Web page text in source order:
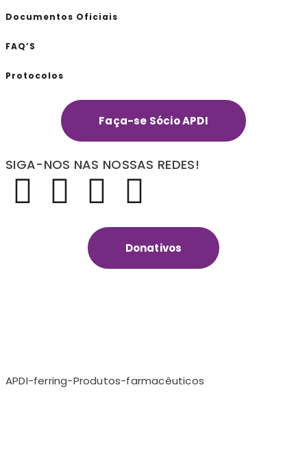
Documentos Oficiais
FAQ’S
Protocolos
Faça-se Sócio APDI
SIGA-NOS NAS NOSSAS REDES!
Donativos
APDI-ferring-Produtos-farmacêuticos